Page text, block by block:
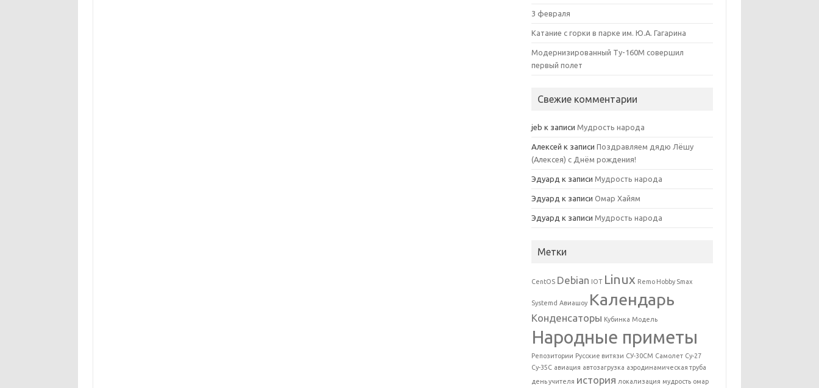
3 февраля
Катание с горки в парке им. Ю.А. Гагарина
Модернизированный Ту-160М совершил
первый полет
Свежие комментарии
jeb к записиМудрость народа
Алексей к записиПоздравляем дядю Лёшу
(Алексея) с Днём рождения!
Эдуард к записиМудрость народа
Эдуард к записиОмар Хайям
Эдуард к записиМудрость народа
Метки
CentOS Debian IOT Linux Remo Hobby Smax
Systemd Авиашоу Календарь
Конденсаторы Кубинка Модель
Народные приметы
Репозитории Русские витязи СУ-30СМ Самолет Су-27
Су-35С авиация автозагрузка аэродинамическая труба
день учителя история локализация мудрость омар